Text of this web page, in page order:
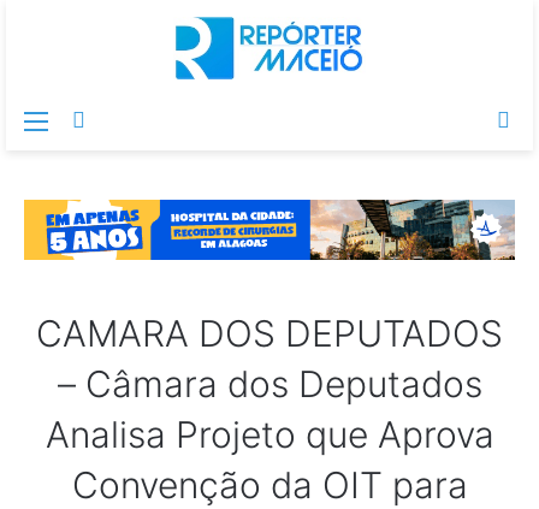
Menu
CAMARA DOS DEPUTADOS
– Câmara dos Deputados
Analisa Projeto que Aprova
Convenção da OIT para